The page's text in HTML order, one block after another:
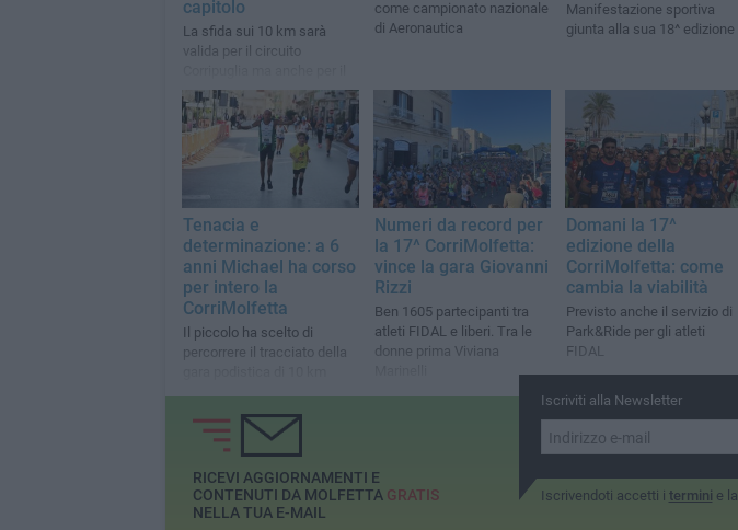
capitolo
La sfida sui 10 km sarà
valida per il circuito
Campionato Italiano
Aeronautica
come campionato nazionale
di Aeronautica
Manifestazione sportiva
giunta alla sua 18^ edizione
Tenacia e
determinazione: a 6
anni Michael ha corso
per intero la
CorriMolfetta
Il piccolo ha scelto di
percorrere il tracciato della
Numeri da record per
la 17^ CorriMolfetta:
vince la gara Giovanni
Rizzi
Ben 1605 partecipanti tra
atleti FIDAL e liberi. Tra le
donne prima Viviana
Domani la 17^
edizione della
CorriMolfetta: come
cambia la viabilità
Previsto anche il servizio di
Park&Ride per gli atleti
FIDAL
Iscriviti alla Newsletter
Iscrivendoti accetti i termini e la
RICEVI AGGIORNAMENTI E
CONTENUTI DA MOLFETTA GRATIS
NELLA TUA E-MAIL